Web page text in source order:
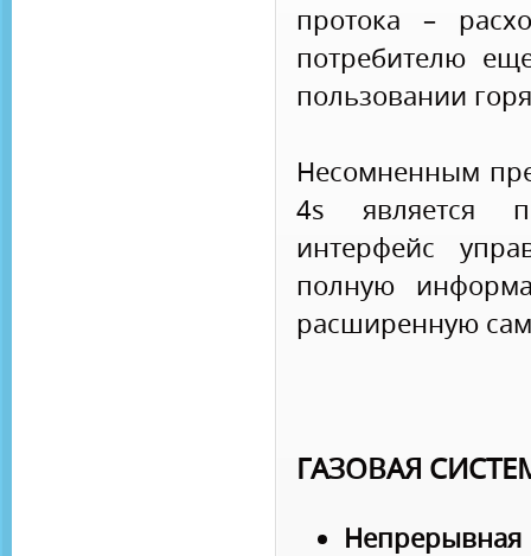
протока –
потребителю
пользовании
Несомненным
4s является
интерфейс
полную
расширенную
ГАЗОВАЯ